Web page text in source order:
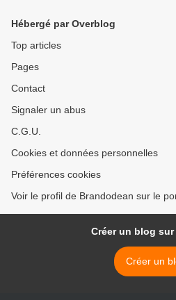
Hébergé par Overblog
Top articles
Pages
Contact
Signaler un abus
C.G.U.
Cookies et données personnelles
Préférences cookies
Voir le profil de Brandodean sur le
Créer un blog
Créer un